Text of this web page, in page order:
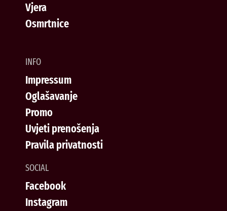
Vjera
Osmrtnice
INFO
Impressum
Oglašavanje
Promo
Uvjeti prenošenja
Pravila privatnosti
SOCIAL
Facebook
Instagram